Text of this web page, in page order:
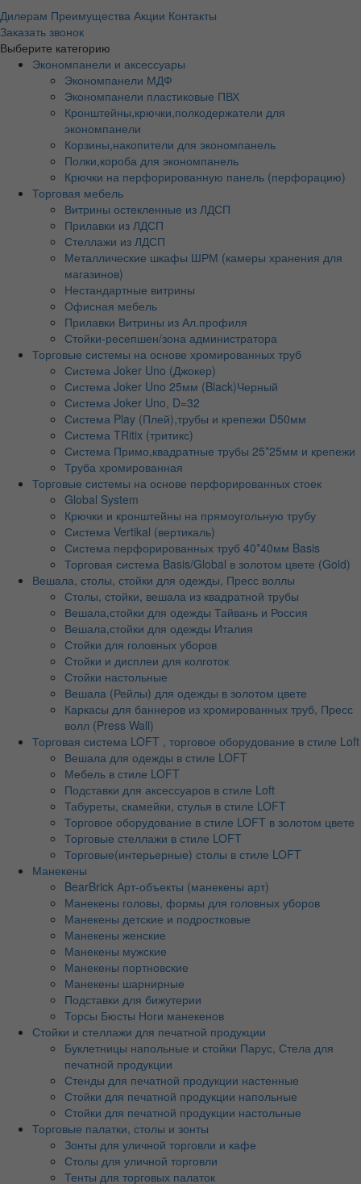
Дилерам Преимущества Акции Контакты
Заказать звонок
Выберите категорию
Экономпанели и аксессуары
Экономпанели МДФ
Экономпанели пластиковые ПВХ
Кронштейны,крючки,полкодержатели для
экономпанели
Корзины,накопители для экономпанель
Полки,короба для экономпанель
Крючки на перфорированную панель (перфорацию)
Торговая мебель
Витрины остекленные из ЛДСП
Прилавки из ЛДСП
Стеллажи из ЛДСП
Металлические шкафы ШРМ (камеры хранения для
магазинов)
Нестандартные витрины
Офисная мебель
Прилавки Витрины из Ал.профиля
Стойки-ресепшен/зона администратора
Торговые системы на основе хромированных труб
Система Joker Uno (Джокер)
Система Joker Uno 25мм (Black)Черный
Система Joker Uno, D=32
Система Play (Плей),трубы и крепежи D50мм
Система TRitix (тритикс)
Система Примо,квадратные трубы 25*25мм и крепежи
Труба хромированная
Торговые системы на основе перфорированных стоек
Global System
Крючки и кронштейны на прямоугольную трубу
Система Vertikal (вертикаль)
Система перфорированных труб 40*40мм Basis
Торговая система Basis/Global в золотом цвете (Gold)
Вешала, столы, стойки для одежды, Пресс воллы
Столы, стойки, вешала из квадратной трубы
Вешала,стойки для одежды Тайвань и Россия
Вешала,стойки для одежды Италия
Стойки для головных уборов
Стойки и дисплеи для колготок
Стойки настольные
Вешала (Рейлы) для одежды в золотом цвете
Каркасы для баннеров из хромированных труб, Пресс
волл (Press Wall)
Торговая система LOFT , торговое оборудование в стиле Loft
Вешала для одежды в стиле LOFT
Мебель в стиле LOFT
Подставки для аксессуаров в стиле Loft
Табуреты, скамейки, стулья в стиле LOFT
Торговое оборудование в стиле LOFT в золотом цвете
Торговые стеллажи в стиле LOFT
Торговые(интерьерные) столы в стиле LOFT
Манекены
BearBrick Арт-объекты (манекены арт)
Манекены головы, формы для головных уборов
Манекены детские и подростковые
Манекены женские
Манекены мужские
Манекены портновские
Манекены шарнирные
Подставки для бижутерии
Торсы Бюсты Ноги манекенов
Стойки и стеллажи для печатной продукции
Буклетницы напольные и стойки Парус, Стела для
печатной продукции
Стенды для печатной продукции настенные
Стойки для печатной продукции напольные
Стойки для печатной продукции настольные
Торговые палатки, столы и зонты
Зонты для уличной торговли и кафе
Столы для уличной торговли
Тенты для торговых палаток